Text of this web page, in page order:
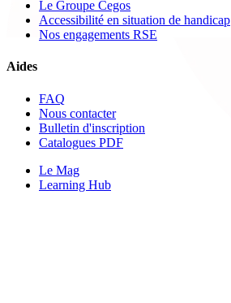
Le Groupe Cegos
Accessibilité en situation de handicap
Nos engagements RSE
Aides
FAQ
Nous contacter
Bulletin d'inscription
Catalogues PDF
Le Mag
Learning Hub